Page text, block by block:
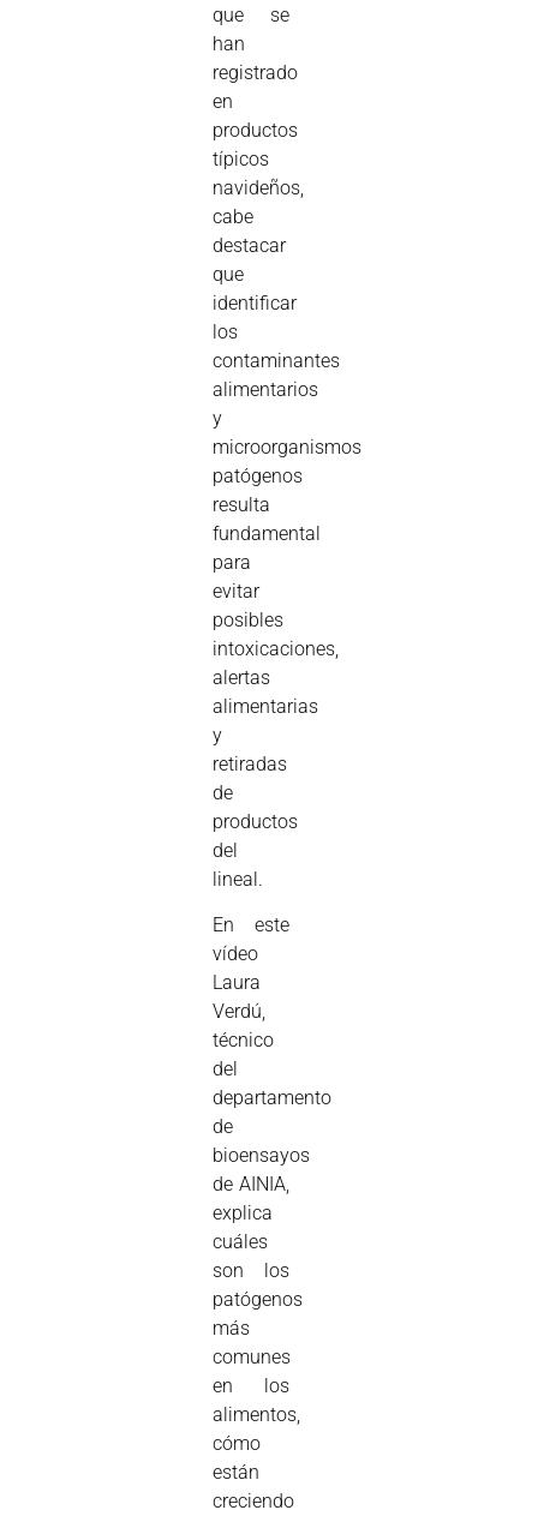
que se
han
registrado
en
productos
típicos
navideños,
cabe
destacar
que
identificar
los
contaminantes
alimentarios
y
microorganismos
patógenos
resulta
fundamental
para
evitar
posibles
intoxicaciones,
alertas
alimentarias
y
retiradas
de
productos
del
lineal.
En este
vídeo
Laura
Verdú,
técnico
del
departamento
de
bioensayos
de AINIA,
explica
cuáles
son los
patógenos
más
comunes
en los
alimentos,
cómo
están
creciendo